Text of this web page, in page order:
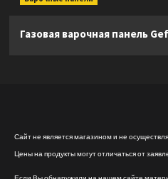
Газовая варочная панель
Сайт не является магазином и не
Цены на продукты могут отличаться от